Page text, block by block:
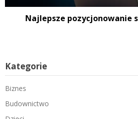
Najlepsze pozycjonowanie
Kategorie
Biznes
Budownictwo